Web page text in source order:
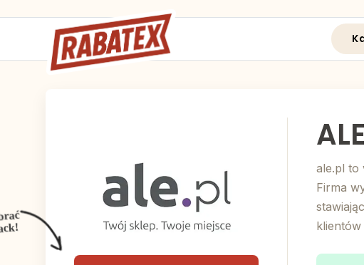
ale.pl to
Firma